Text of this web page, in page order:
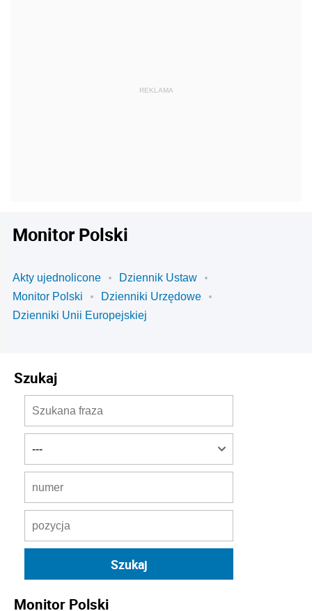
Monitor Polski
Akty ujednolicone
Dziennik Ustaw
Monitor Polski
Dzienniki Urzędowe
Dzienniki Unii Europejskiej
Szukaj
Monitor Polski